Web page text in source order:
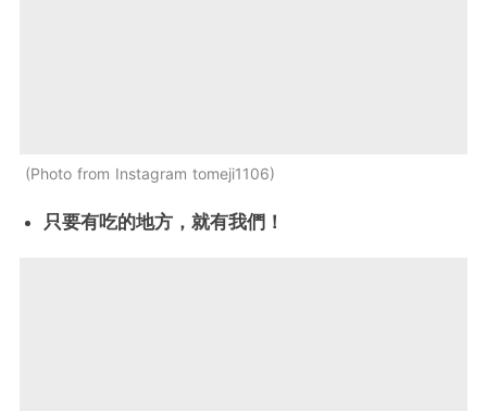
Photo from Instagram tomeji1106
只要有吃的地方，就有我們！